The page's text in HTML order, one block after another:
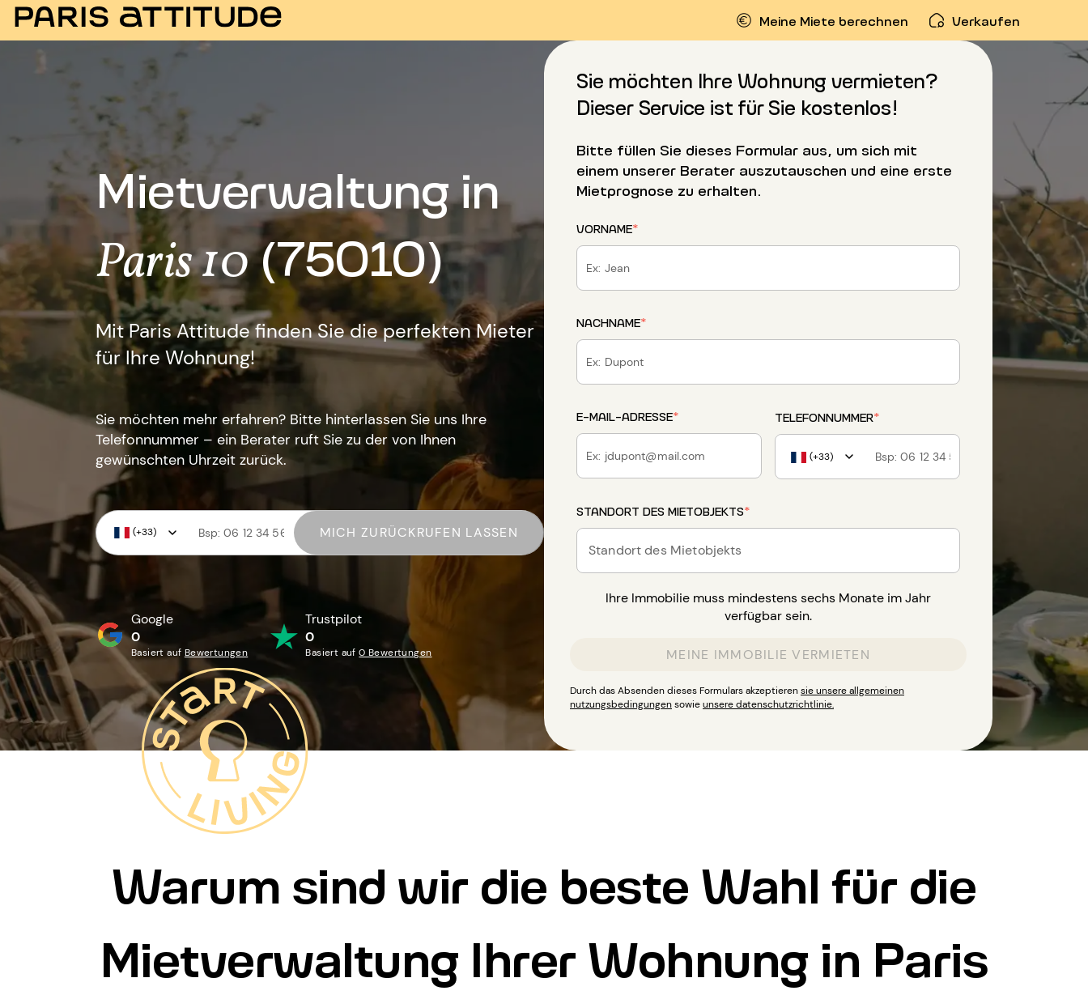
Meine Miete berechnen Verkaufen
Mietverwaltung in
Paris 10(75010)
Mit Paris Attitude finden Sie die perfekten Mieter
für Ihre Wohnung!
Sie möchten mehr erfahren? Bitte hinterlassen Sie uns Ihre
Telefonnummer – ein Berater ruft Sie zu der von Ihnen
gewünschten Uhrzeit zurück.
(+33) MICH ZURÜCKRUFEN LASSEN
Google
0
Basiert auf Bewertungen
Trustpilot
0
Basiert auf0 Bewertungen
Sie möchten Ihre Wohnung vermieten?
Dieser Service ist für Sie kostenlos!
Bitte füllen Sie dieses Formular aus, um sich mit
einem unserer Berater auszutauschen und eine erste
Mietprognose zu erhalten.
VORNAME*
NACHNAME*
E-MAIL-ADRESSE* TELEFONNUMMER*
(+33)
STANDORT DES MIETOBJEKTS*
Standort des Mietobjekts
Ihre Immobilie muss mindestens sechs Monate im Jahr
verfügbar sein.
MEINE IMMOBILIE VERMIETEN
Durch das Absenden dieses Formulars akzeptierensie unsere allgemeinen
nutzungsbedingungensowieunsere datenschutzrichtlinie.
Warum sind wir die beste Wahl für die
Mietverwaltung Ihrer Wohnung in Paris